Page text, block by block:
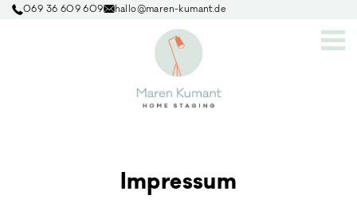
069 36 609 609 hallo@maren-kumant.de
Impressum